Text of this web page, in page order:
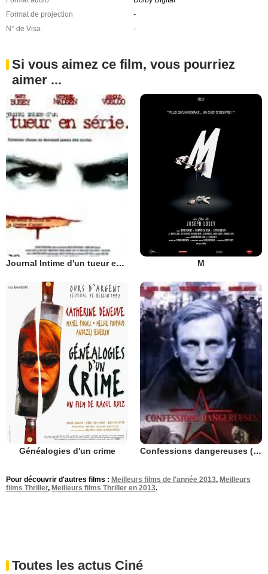
Format de projection
-
N° de Visa
-
Si vous aimez ce film, vous pourriez
aimer ...
Journal Intime d'un tueur en série M
Généalogies d'un crime Confessions dangereuses (TV)
Pour découvrir d'autres films : Meilleurs films de l'année 2013, Meilleurs
films Thriller, Meilleurs films Thriller en 2013.
Toutes les actus Ciné